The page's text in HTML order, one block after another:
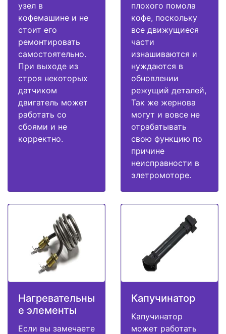
узел в
кофемашине и не
стоит его
ремонтировать
самостоятельно.
При выходе из
строя некоторых
датчиком
двигатель может
работать со
сбоями и не
корректно.
плохого помола
кофе, поскольку
все движущиеся
части
изнашиваются и
нуждаются в
обновлении
режущий деталей,
Так же жернова
могут и вовсе не
отрабатывать
свою функцию по
причине
неисправности в
элетромоторе.
Нагревательны
е элементы
Если вы замечаете
Капучинатор
Капучинатор
может работать